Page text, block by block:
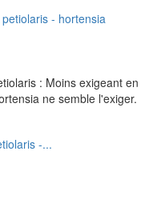
: Moins exigeant en
ne semble l'exiger.
-...